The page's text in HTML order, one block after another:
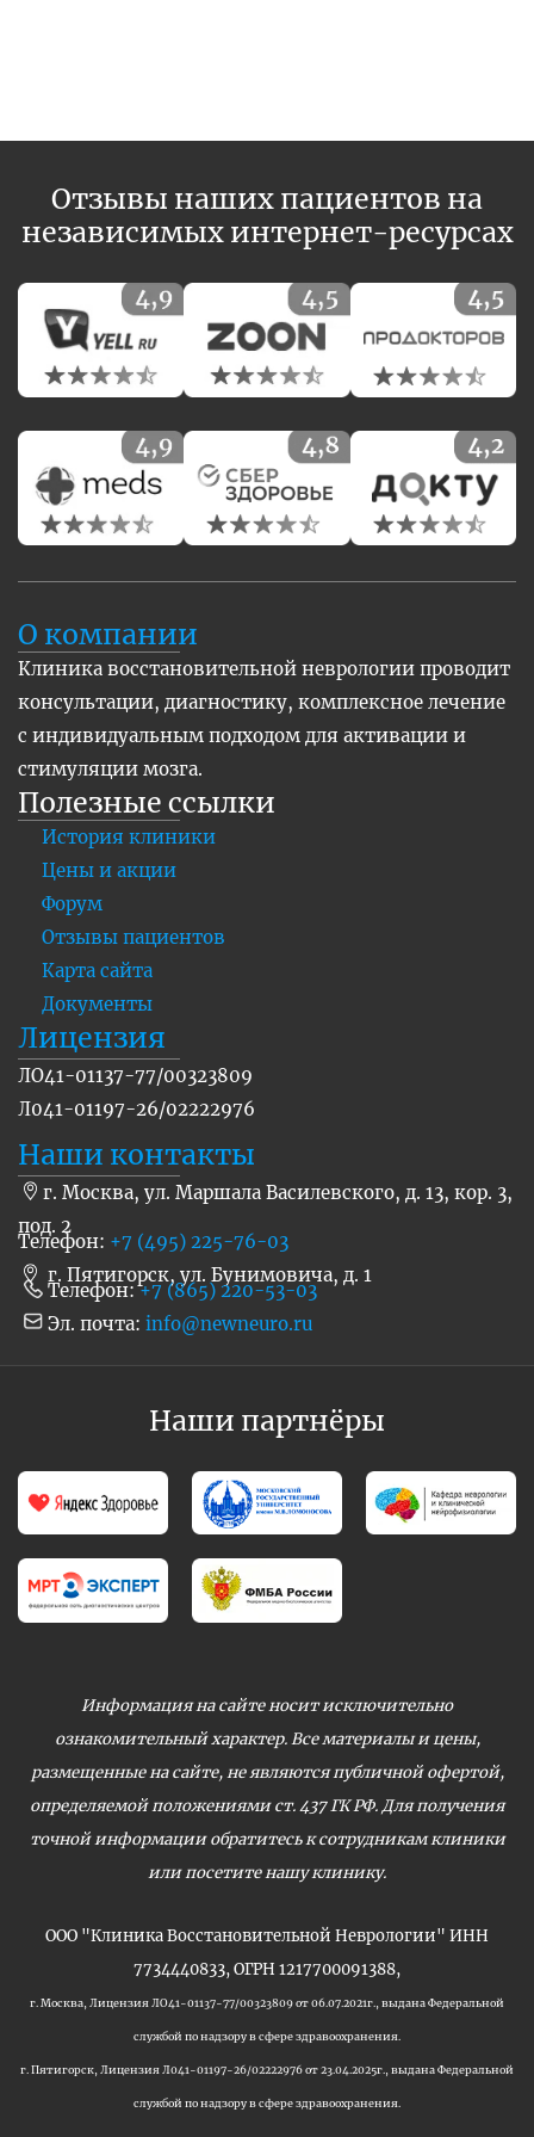
Отзывы наших пациентов на
независимых интернет-ресурсах
О компании
Клиника восстановительной неврологии проводит
консультации, диагностику, комплексное лечение
с индивидуальным подходом для активации и
стимуляции мозга.
Полезные ссылки
История клиники
Цены и акции
Форум
Отзывы пациентов
Карта сайта
Документы
Лицензия
ЛО41-01137-77/00323809
Л041-01197-26/02222976
Наши контакты
г. Москва, ул. Маршала Василевского, д. 13, кор. 3,
под. 2
Телефон: +7 (495) 225-76-03
г. Пятигорск, ул. Бунимовича, д. 1
Телефон:+7 (865) 220-53-03
Эл. почта: info@newneuro.ru
Наши партнёры
Информация на сайте носит исключительно
ознакомительный характер. Все материалы и цены,
размещенные на сайте, не являются публичной офертой,
определяемой положениями ст. 437 ГК РФ. Для получения
точной информации обратитесь к сотрудникам клиники
или посетите нашу клинику.
ООО "Клиника Восстановительной Неврологии" ИНН
7734440833, ОГРН 1217700091388,
г. Москва, Лицензия ЛО41-01137-77/00323809 от 06.07.2021г., выдана Федеральной
службой по надзору в сфере здравоохранения.
г. Пятигорск, Лицензия Л041-01197-26/02222976 от 23.04.2025г., выдана Федеральной
службой по надзору в сфере здравоохранения.